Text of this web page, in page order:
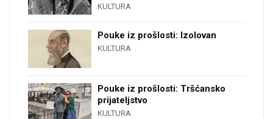
KULTURA
Pouke iz prošlosti: Izolovan
KULTURA
Pouke iz prošlosti: Tršćansko
prijateljstvo
KULTURA